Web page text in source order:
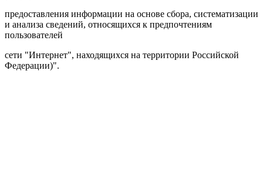
предоставления информации на основе сбора, систематизации
и анализа сведений, относящихся к предпочтениям
пользователей
сети "Интернет", находящихся на территории Российской
Федерации)".